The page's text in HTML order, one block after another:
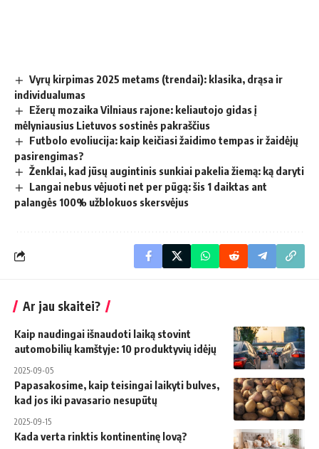
Vyrų kirpimas 2025 metams (trendai): klasika, drąsa ir
individualumas
Ežerų mozaika Vilniaus rajone: keliautojo gidas į
mėlyniausius Lietuvos sostinės pakraščius
Futbolo evoliucija: kaip keičiasi žaidimo tempas ir žaidėjų
pasirengimas?
Ženklai, kad jūsų augintinis sunkiai pakelia žiemą: ką daryti
Langai nebus vėjuoti net per pūgą: šis 1 daiktas ant
palangės 100% užblokuos skersvėjus
Ar jau skaitei?
Kaip naudingai išnaudoti laiką stovint
automobilių kamštyje: 10 produktyvių idėjų
2025-09-05
Papasakosime, kaip teisingai laikyti bulves,
kad jos iki pavasario nesupūtų
2025-09-15
Kada verta rinktis kontinentinę lovą?